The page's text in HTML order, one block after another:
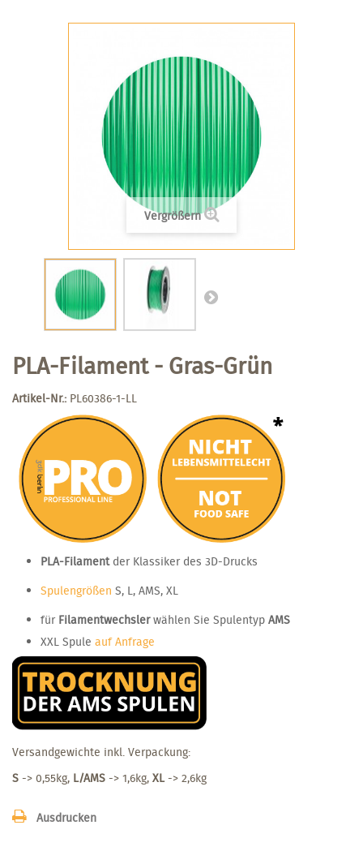
Vergrößern
PLA-Filament - Gras-Grün
Artikel-Nr.: PL60386-1-LL
PLA-Filamentder Klassiker des 3D-Drucks
Spulengrößen S, L, AMS, XL
für Filamentwechslerwählen Sie Spulentyp AMS
XXL Spule auf Anfrage
Versandgewichte inkl. Verpackung:
S -> 0,55kg, L/AMS -> 1,6kg, XL-> 2,6kg
Ausdrucken